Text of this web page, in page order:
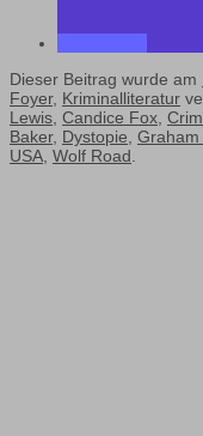
Dieser Beitrag wurde am
Foyer, Kriminalliteratur
Lewis, Candice Fox,
Baker, Dystopie, Graham
USA, Wolf Road.